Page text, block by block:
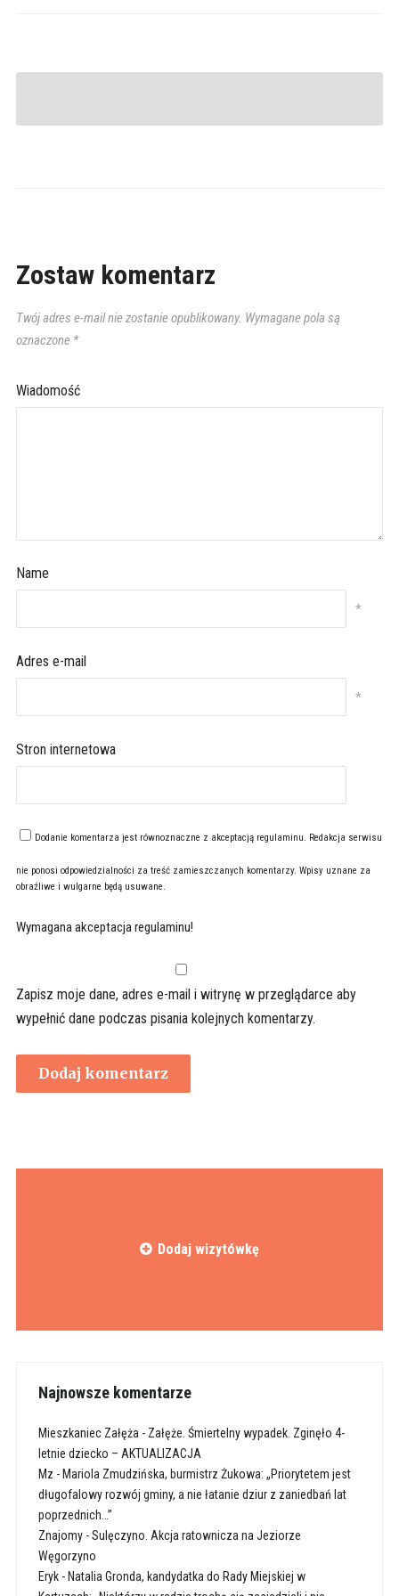
Zostaw komentarz
Twój adres e-mail nie zostanie opublikowany. Wymagane pola są
oznaczone *
Wiadomość
Name
*
Adres e-mail
*
Stron internetowa
Dodanie komentarza jest równoznaczne z akceptacją regulaminu. Redakcja serwisu
nie ponosi odpowiedzialności za treść zamieszczanych komentarzy. Wpisy uznane za
obraźliwe i wulgarne będą usuwane.
Wymagana akceptacja regulaminu!
Zapisz moje dane, adres e-mail i witrynę w przeglądarce aby
wypełnić dane podczas pisania kolejnych komentarzy.
Dodaj wizytówkę
Najnowsze komentarze
Mieszkaniec Załęża - Załęże. Śmiertelny wypadek. Zginęło 4-
letnie dziecko – AKTUALIZACJA
Mz - Mariola Zmudzińska, burmistrz Żukowa: „Priorytetem jest
długofalowy rozwój gminy, a nie łatanie dziur z zaniedbań lat
poprzednich…”
Znajomy-Sulęczyno. Akcja ratownicza na Jeziorze
Węgorzyno
Eryk- Natalia Gronda, kandydatka do Rady Miejskiej w